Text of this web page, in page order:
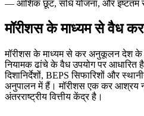
— आंशिक छूट, संधि योजना, और इष्टतम
मॉरीशस के माध्यम से वैध
मॉरीशस के माध्यम से कर अनुकूलन देश के
नियामक ढांचे के वैध उपयोग पर आधारित
दिशानिर्देशों, BEPS सिफारिशों और
अनुपालन में हैं। मॉरीशस एक कर आश्रय
अंतरराष्ट्रीय वित्तीय केंद्र है।